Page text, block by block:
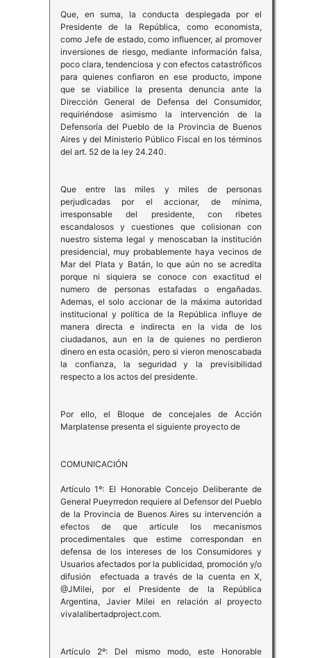
Que, en suma, la conducta desplegada por el
Presidente de la República, como economista,
como Jefe de estado, como influencer, al promover
inversiones de riesgo, mediante información falsa,
poco clara, tendenciosa y con efectos catastróficos
para quienes confiaron en ese producto, impone
que se viabilice la presenta denuncia ante la
Dirección General de Defensa del Consumidor,
requiriéndose asimismo la intervención de la
Defensoría del Pueblo de la Provincia de Buenos
Aires y del Ministerio Público Fiscal en los términos
del art. 52 de la ley 24.240.
Que entre las miles y miles de personas
perjudicadas por el accionar, de mínima,
irresponsable del presidente, con ribetes
escandalosos y cuestiones que colisionan con
nuestro sistema legal y menoscaban la institución
presidencial, muy probablemente haya vecinos de
Mar del Plata y Batán, lo que aún no se acredita
porque ni siquiera se conoce con exactitud el
numero de personas estafadas o engañadas.
Ademas, el solo accionar de la máxima autoridad
institucional y política de la República influye de
manera directa e indirecta en la vida de los
ciudadanos, aun en la de quienes no perdieron
dinero en esta ocasión, pero si vieron menoscabada
la confianza, la seguridad y la previsibilidad
respecto a los actos del presidente.
Por ello, el Bloque de concejales de Acción
Marplatense presenta el siguiente proyecto de
COMUNICACIÓN
Artículo 1º: El Honorable Concejo Deliberante de
General Pueyrredon requiere al Defensor del Pueblo
de la Provincia de Buenos Aires su intervención a
efectos de que articule los mecanismos
procedimentales que estime correspondan en
defensa de los intereses de los Consumidores y
Usuarios afectados por la publicidad, promoción y/o
difusión efectuada a través de la cuenta en X,
@JMilei, por el Presidente de la República
Argentina, Javier Milei en relación al proyecto
vivalalibertadproject.com.
Artículo 2º: Del mismo modo, este Honorable